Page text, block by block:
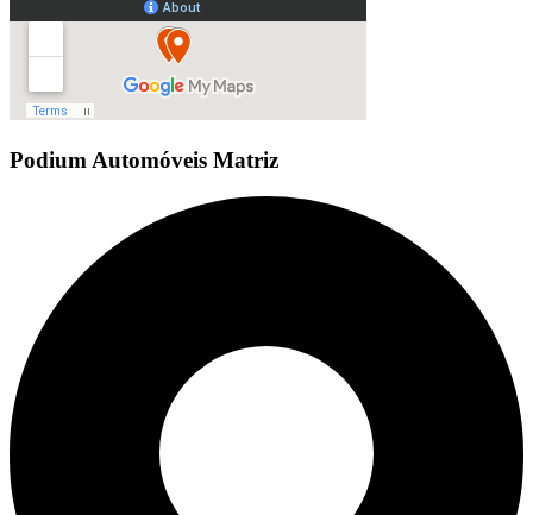
Podium Automóveis Matriz